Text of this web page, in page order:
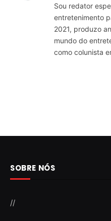
Sou redator
entretenimento
2021, produzo
mundo do
como colunista
SOBRE NÓS
//